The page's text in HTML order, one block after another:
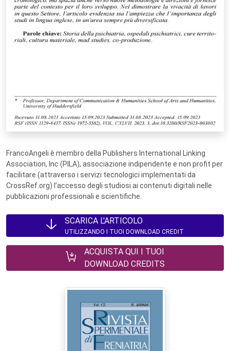
FrancoAngeli è membro della Publishers International Linking
Association, Inc (PILA), associazione indipendente e non profit per
facilitare (attraverso i servizi tecnologici implementati da
CrossRef.org) l’accesso degli studiosi ai contenuti digitali nelle
pubblicazioni professionali e scientifiche.
SCARICA L'ARTICOLO
UTILIZZANDO I TUOI DOWNLOAD CREDIT
ACQUISTA QUI I TUOI
DOWNLOAD CREDITS